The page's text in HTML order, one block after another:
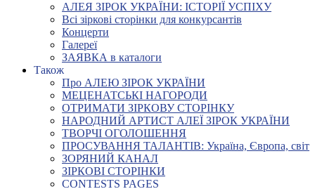
АЛЕЯ ЗІРОК УКРАЇНИ: ІСТОРІЇ УСПІХУ
Всі зіркові сторінки для конкурсантів
Концерти
Галереї
ЗАЯВКА в каталоги
Також
Про АЛЕЮ ЗІРОК УКРАЇНИ
МЕЦЕНАТСЬКІ НАГОРОДИ
ОТРИМАТИ ЗІРКОВУ СТОРІНКУ
НАРОДНИЙ АРТИСТ АЛЕЇ ЗІРОК УКРАЇНИ
ТВОРЧІ ОГОЛОШЕННЯ
ПРОСУВАННЯ ТАЛАНТІВ: Україна, Європа, світ
ЗОРЯНИЙ КАНАЛ
ЗІРКОВІ СТОРІНКИ
CONTESTS PAGES